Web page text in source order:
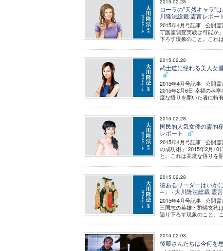
2015.02.28
ローラの"天然キャラ"
川隆法総裁 霊言レポー
2015年4月号記事 公開霊
守護霊調査実験は可能か
下ろす現象のこと。これ
2015.02.28
武士道に憧れる美人女
2015年4月号記事 公開霊
2015年2月6日 幸福の科
度な悟りを開いた者に特
2015.02.28
国民的人気女優の霊的
レポート
2015年4月号記事 公開霊
の成功術」 2015年2月10
と。これは高度な悟りを
2015.02.28
徳あるリーダーはいか
─」 - 大川隆法総裁 霊
2015年4月号記事 公開霊
三国志の英雄・劉備玄徳
語り下ろす現象のこと。
2015.02.03
後藤さんたちは今何を